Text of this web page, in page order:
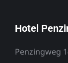
Hotel
Penzingweg